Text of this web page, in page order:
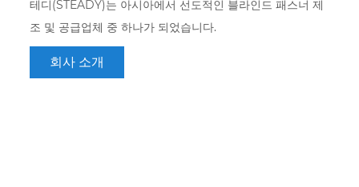
테디(STEADY)는 아시아에서 선도적인 블라인드 패스너 제
조 및 공급업체 중 하나가 되었습니다.
회사 소개